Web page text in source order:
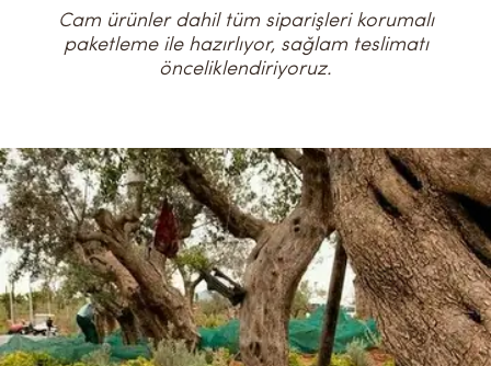
Cam ürünler dahil tüm siparişleri korumalı
paketleme ile hazırlıyor, sağlam teslimatı
önceliklendiriyoruz.